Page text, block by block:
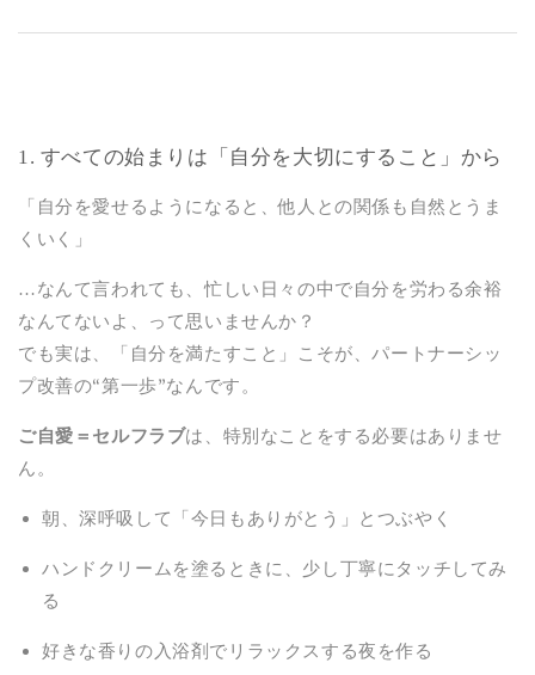
1. すべての始まりは「自分を大切にすること」から
「自分を愛せるようになると、他人との関係も自然とうま
くいく」
…なんて言われても、忙しい日々の中で自分を労わる余裕
なんてないよ、って思いませんか？
でも実は、「自分を満たすこと」こそが、パートナーシッ
プ改善の“第一歩”なんです。
ご自愛＝セルフラブは、特別なことをする必要はありませ
ん。
朝、深呼吸して「今日もありがとう」とつぶやく
ハンドクリームを塗るときに、少し丁寧にタッチしてみ
る
好きな香りの入浴剤でリラックスする夜を作る